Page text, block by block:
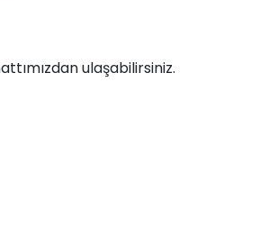
ulaşabilirsiniz.